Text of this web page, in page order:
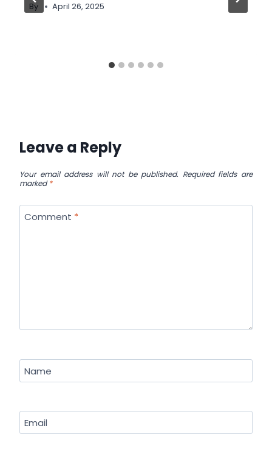
By April 26, 2025
Leave a Reply
Your email address will not be published. Required fields are
marked*
Comment *
Name
Email